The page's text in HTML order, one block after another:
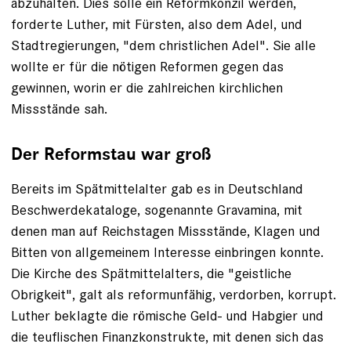
forderte Luther, mit Fürsten, also dem Adel, und
Stadtregierungen, "dem christlichen Adel". Sie alle
wollte er für die nötigen Reformen gegen das
gewinnen, worin er die zahlreichen kirchlichen
Missstände sah.
Der Reformstau war groß
Bereits im Spätmittelalter gab es in Deutschland
Beschwerdekataloge, sogenannte Gravamina, mit
denen man auf Reichstagen Missstände, Klagen und
Bitten von allgemeinem Interesse einbringen konnte.
Die Kirche des Spät­mittelalters, die "geistliche
Obrigkeit", galt als reformunfähig, verdorben, korrupt.
Luther beklagte die römi­sche Geld- und Habgier und
die teuflischen ­Finanzkonstrukte, mit denen sich das